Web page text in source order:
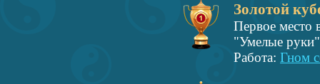
Золотой
Первое место
"Умелые
Работа: Гном